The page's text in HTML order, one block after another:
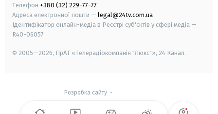
Телефон +380 (32) 229-77-77
Адреса електронної пошти — legal@24tv.com.ua
Ідентифікатор онлайн-медіа в Реєстрі суб'єктів у сфері медіа —
R40-06057
© 2005—2026, ПрАТ «Телерадіокомпанія "Люкс"», 24 Канал.
Розробка сайту-